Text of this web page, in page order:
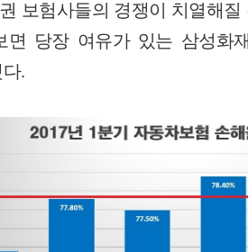
보험사들의 경쟁이 치열해
면 당장 여유가 있는 삼성화
.